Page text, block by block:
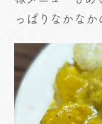
っぱりなかなか